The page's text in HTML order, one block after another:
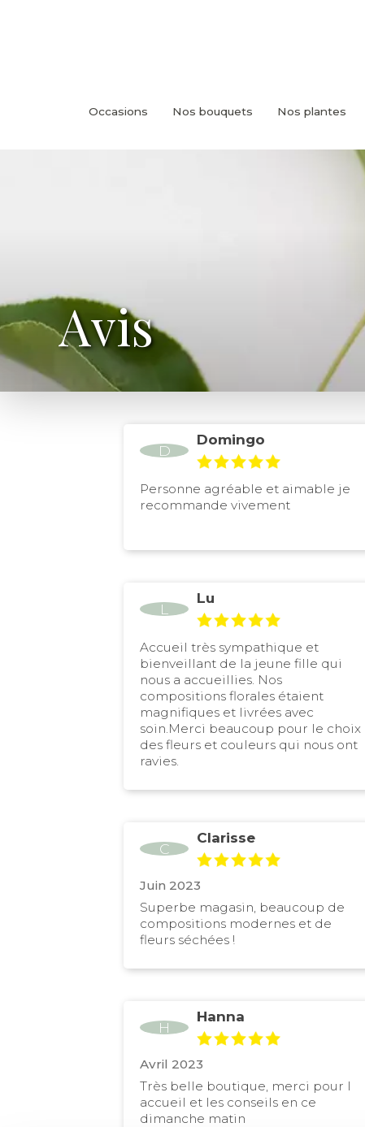
Occasions Nos bouquets Nos plantes
Avis
D
Domingo
Personne agréable et aimable je
recommande vivement
L
Lu
Accueil très sympathique et
bienveillant de la jeune fille qui
nous a accueillies. Nos
compositions florales étaient
magnifiques et livrées avec
soin.Merci beaucoup pour le choix
des fleurs et couleurs qui nous ont
ravies.
C
Clarisse
Juin 2023
Superbe magasin, beaucoup de
compositions modernes et de
fleurs séchées !
H
Hanna
Avril 2023
Très belle boutique, merci pour l
accueil et les conseils en ce
dimanche matin